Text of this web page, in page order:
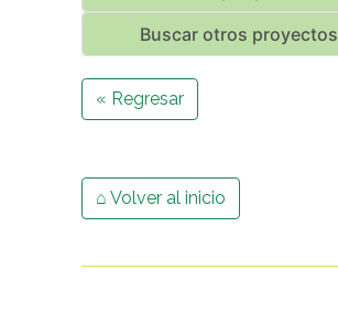
Buscar otros proyectos
« Regresar
⌂ Volver al inicio